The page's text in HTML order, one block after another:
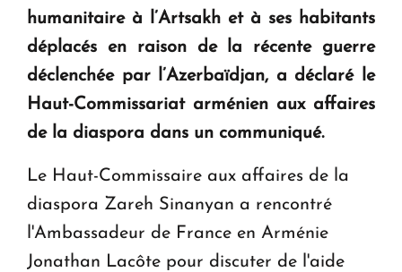
KASA : 30 ans d'audace, de résilience et d'avenir
en Arménie
Le premier hôtel Hyatt Regency d'Arménie
ouvrira ses portes à Dilijan
humanitaire à l’Artsakh et à ses habitants
déplacés en raison de la récente guerre
déclenchée par l’Azerbaïdjan, a déclaré le
Haut-Commissariat arménien aux affaires
de la diaspora dans un communiqué.
Le Haut-Commissaire aux affaires de la
diaspora Zareh Sinanyan a rencontré
l'Ambassadeur de France en Arménie
Jonathan Lacôte pour discuter de l'aide